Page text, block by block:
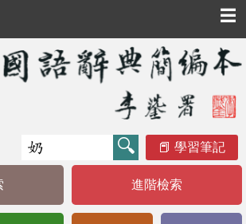
☰
學習筆記
進階檢索